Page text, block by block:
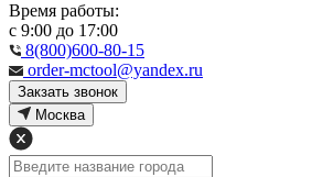
Время работы:
с 9:00 до 17:00
8(800)600-80-15
order-mctool@yandex.ru
Закзать звонок
Москва